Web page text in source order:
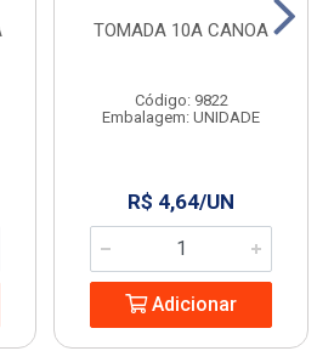
TOMADA 10A CANOA
Código: 9822
Embalagem: UNIDADE
R$ 4,64/UN
Adicionar